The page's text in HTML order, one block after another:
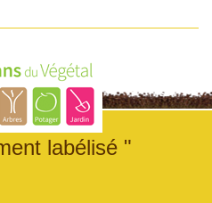
labélisé "